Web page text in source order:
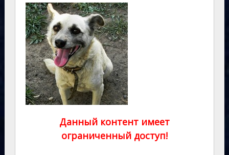
Данный контент имеет
ограниченный доступ!